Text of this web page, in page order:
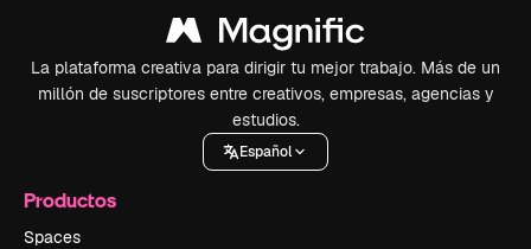
La plataforma creativa para dirigir tu mejor trabajo. Más de un
millón de suscriptores entre creativos, empresas, agencias y
estudios.
Español
Productos
Spaces